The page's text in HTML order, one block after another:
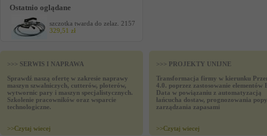
Ostatnio oglądane
szczotka twarda do zelaz. 2157
329,51 zł
>>> SERWIS I NAPRAWA
Sprawdź naszą ofertę w zakresie naprawy
maszyn szwalniczych, cutterów, ploterów,
wytwornic pary i maszyn specjalistycznych.
Szkolenie pracowników oraz wsparcie
technologiczne.
>>Czytaj wiecej
>>> PROJEKTY UNIJNE
Transformacja firmy w kierunku
4.0. poprzez zastosowanie elementów
Data w powiązaniu z automatyzacją
łańcucha dostaw, prognozowania
zarządzania zapasami
>>Czytaj wiecej